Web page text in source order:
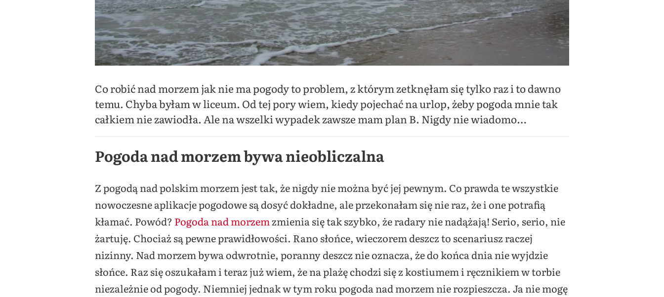
Co robić nad morzem jak nie ma pogody to problem, z którym zetknęłam się tylko raz i to dawno
temu. Chyba byłam w liceum. Od tej pory wiem, kiedy pojechać na urlop, żeby pogoda mnie tak
całkiem nie zawiodła. Ale na wszelki wypadek zawsze mam plan B. Nigdy nie wiadomo…
Pogoda nad morzem bywa nieobliczalna
Z pogodą nad polskim morzem jest tak, że nigdy nie można być jej pewnym. Co prawda te wszystkie
nowoczesne aplikacje pogodowe są dosyć dokładne, ale przekonałam się nie raz, że i one potrafią
kłamać. Powód? Pogoda nad morzemzmienia się tak szybko, że radary nie nadążają! Serio, serio, nie
żartuję. Chociaż są pewne prawidłowości. Rano słońce, wieczorem deszcz to scenariusz raczej
nizinny. Nad morzem bywa odwrotnie, poranny deszcz nie oznacza, że do końca dnia nie wyjdzie
słońce. Raz się oszukałam i teraz już wiem, że na plażę chodzi się z kostiumem i ręcznikiem w torbie
niezależnie od pogody. Niemniej jednak w tym roku pogoda nad morzem nie rozpieszcza. Ja nie mogę